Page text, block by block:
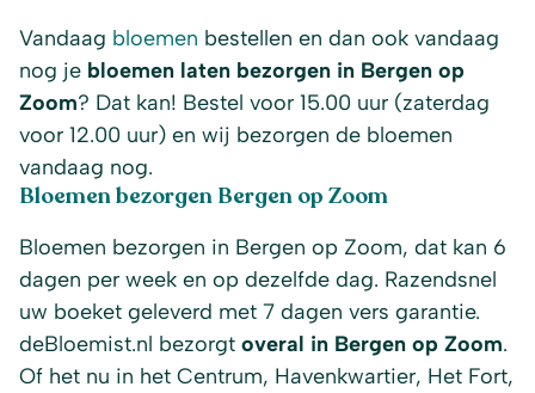
Vandaag bloemen bestellen en dan ook vandaag
nog je bloemen laten bezorgen in Bergen op
Zoom? Dat kan! Bestel voor 15.00 uur (zaterdag
voor 12.00 uur) en wij bezorgen de bloemen
vandaag nog.
Bloemen bezorgen Bergen op Zoom
Bloemen bezorgen in Bergen op Zoom, dat kan 6
dagen per week en op dezelfde dag. Razendsnel
uw boeket geleverd met 7 dagen vers garantie.
deBloemist.nl bezorgt overal in Bergen op Zoom.
Of het nu in het Centrum, Havenkwartier, Het Fort,